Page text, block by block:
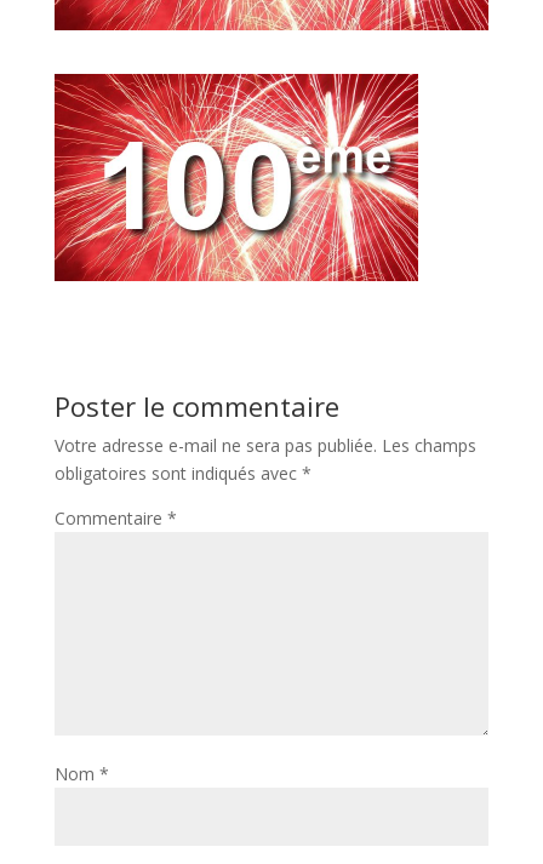
Poster le commentaire
Votre adresse e-mail ne sera pas publiée. Les champs
obligatoires sont indiqués avec *
Commentaire *
Nom *